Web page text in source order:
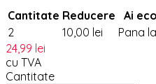
Cantitate Reducere
Ai
2
10,00 lei
Pana
24,99 lei
cu TVA
Cantitate